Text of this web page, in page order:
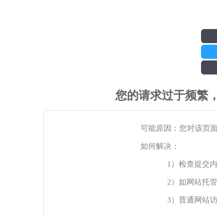
您的请求过于频繁
可能原因：您对该页
如何解决：
1）检查提交
2）如网站托
3）普通网站